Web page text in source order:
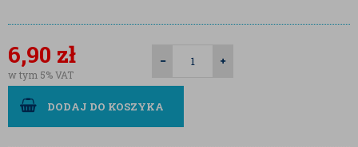
6,90 zł
w tym 5% VAT
DODAJ DO KOSZYKA